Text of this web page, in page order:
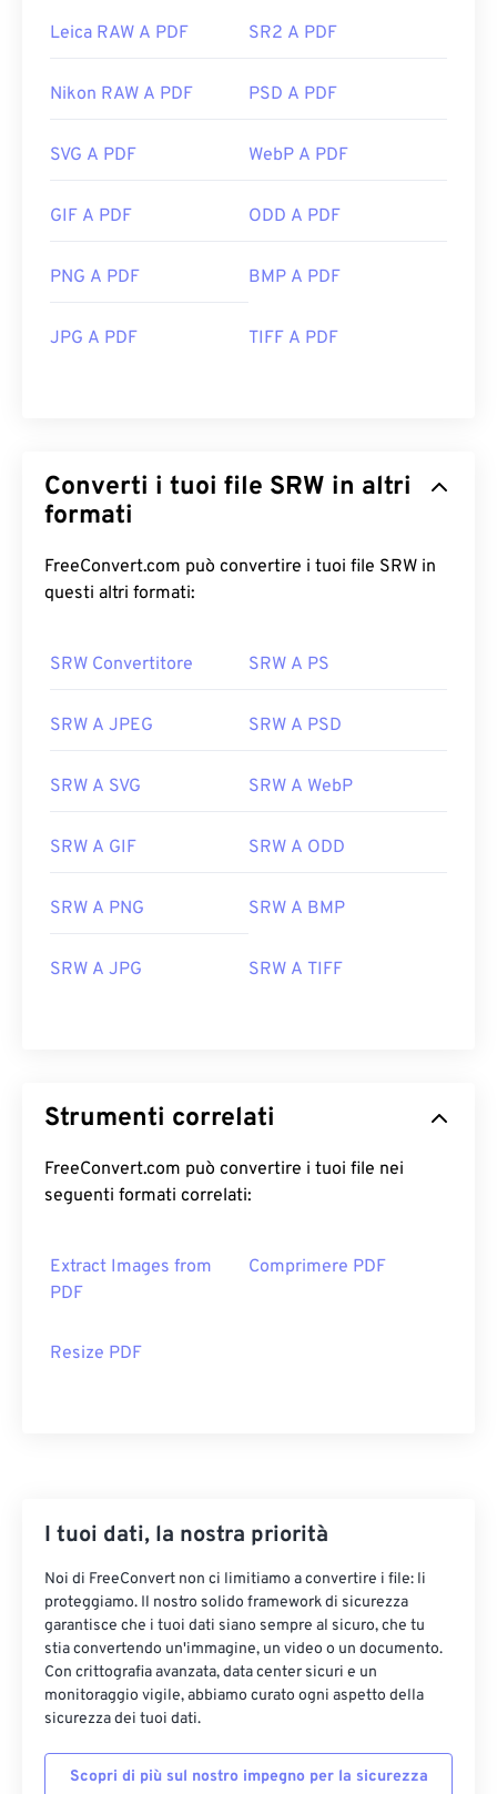
Leica RAW A PDF SR2 A PDF
Nikon RAW A PDF PSD A PDF
SVG A PDF WebP A PDF
GIF A PDF ODD A PDF
PNG A PDF BMP A PDF
JPG A PDF TIFF A PDF
Converti i tuoi file SRW in altri
formati
FreeConvert.com può convertire i tuoi file SRW in
questi altri formati:
SRW Convertitore SRW A PS
SRW A JPEG SRW A PSD
SRW A SVG SRW A WebP
SRW A GIF SRW A ODD
SRW A PNG SRW A BMP
SRW A JPG SRW A TIFF
Strumenti correlati
FreeConvert.com può convertire i tuoi file nei
seguenti formati correlati:
Extract Images from
PDF
Comprimere PDF
Resize PDF
I tuoi dati, la nostra priorità
Noi di FreeConvert non ci limitiamo a convertire i file: li
proteggiamo. Il nostro solido framework di sicurezza
garantisce che i tuoi dati siano sempre al sicuro, che tu
stia convertendo un'immagine, un video o un documento.
Con crittografia avanzata, data center sicuri e un
monitoraggio vigile, abbiamo curato ogni aspetto della
sicurezza dei tuoi dati.
Scopri di più sul nostro impegno per la sicurezza